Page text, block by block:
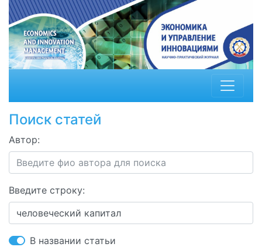
Поиск статей
Автор:
Введите строку:
В названии статьи